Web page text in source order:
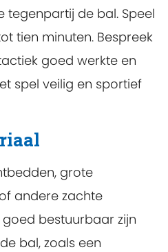
tegenpartij de bal. Speel
tien minuten. Bespreek
goed werkte en
spel veilig en sportief
grote
andere zachte
bestuurbaar zijn
bal, zoals een